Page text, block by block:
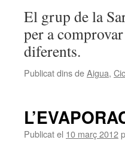
El grup de la
per a
diferents.
Publicat dins deAigua,
Publicat el 10 març 2012